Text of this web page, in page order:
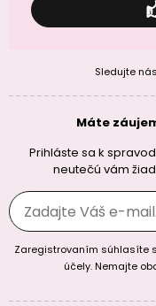
Sledujte
Máte
Prihláste sa k
neutečú vám
Zaregistrovaním súhlasíte s
účely. Nemajte